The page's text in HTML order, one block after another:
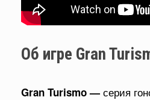
Об игре Gran
Gran Turismo — серия